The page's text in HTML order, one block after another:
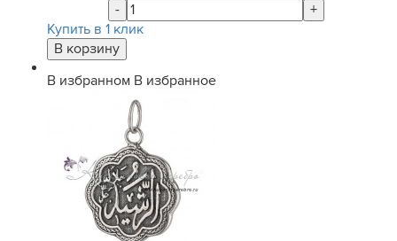
-
+
Купить в 1 клик
В избранном В избранное